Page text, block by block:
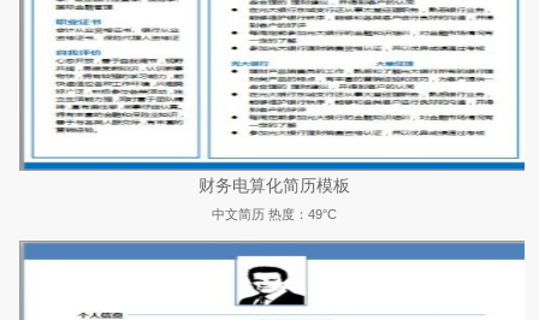
财务电算化简历模板
中文简历 热度：49°C